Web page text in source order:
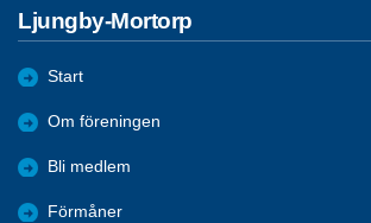
Ljungby-Mortorp
Start
Om föreningen
Bli medlem
Förmåner